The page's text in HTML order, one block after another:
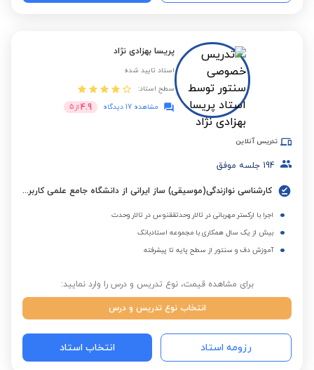
پریسا بهزادی نژاد
استاد تایید شده
سطح استاد:
مشاهده 17 دیدگاه
4.9 از 5
تدریس آنلاین
194 جلسه موفق
کارشناسی نوازندگی(موسیقی) ساز ایرانی از دانشگاه جامع علمی کاربردی
اجرا با ارکستر مهربانی در تالار وحدتققنوس در تالار وحدت
بیش از یک سال همکاری با مجموعه استادبانک
آموزش دف و سنتور از سطح پایه تا پیشرفته
برای مشاهده قیمت، نوع تدریس و درس را وارد نمایید:
انتخاب نوع تدریس و درس
رزومه استاد انتخاب استاد